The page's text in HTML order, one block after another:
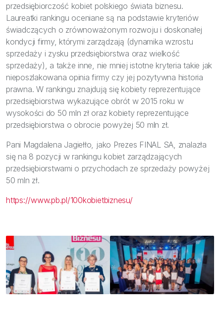
przedsiębiorczość kobiet polskiego świata biznesu.
Laureatki rankingu oceniane są na podstawie kryteriów
świadczących o zrównoważonym rozwoju i doskonałej
kondycji firmy, którymi zarządzają (dynamika wzrostu
sprzedaży i zysku przedsiębiorstwa oraz wielkość
sprzedaży), a także inne, nie mniej istotne kryteria takie jak
nieposzlakowana opinia firmy czy jej pozytywna historia
prawna. W rankingu znajdują się kobiety reprezentujące
przedsiębiorstwa wykazujące obrót w 2015 roku w
wysokości do 50 mln zł oraz kobiety reprezentujące
przedsiębiorstwa o obrocie powyżej 50 mln zł.
Pani Magdalena Jagiełło, jako Prezes FINAL SA, znalazła
się na 8 pozycji w rankingu kobiet zarządzających
przedsiębiorstwami o przychodach ze sprzedaży powyżej
50 mln zł.
https://www.pb.pl/100kobietbiznesu/